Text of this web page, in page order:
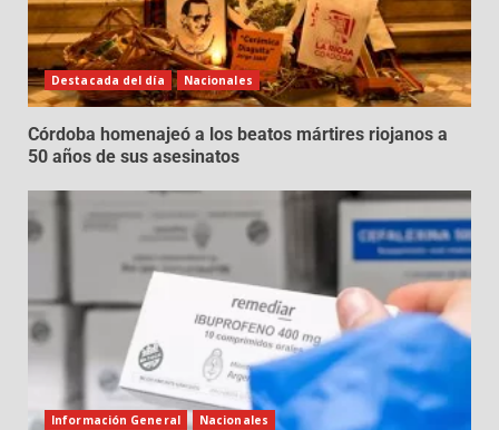
Destacada del día Nacionales
Córdoba homenajeó a los beatos mártires riojanos a
50 años de sus asesinatos
Información General Nacionales